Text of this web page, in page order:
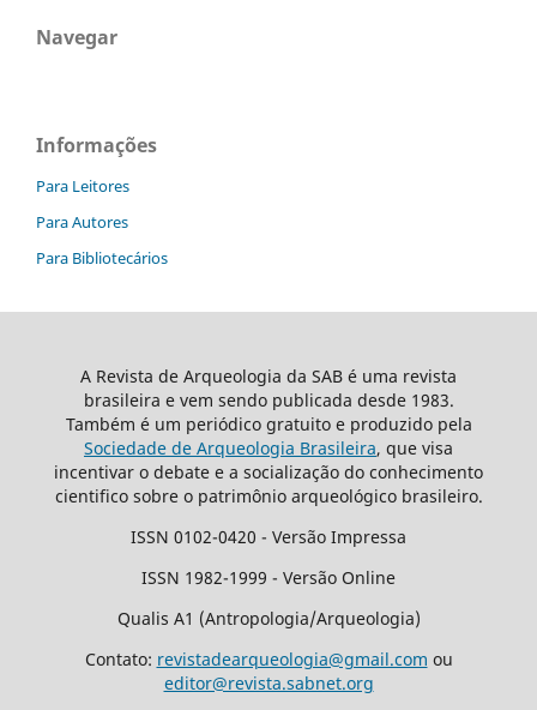
Navegar
Informações
Para Leitores
Para Autores
Para Bibliotecários
A Revista de Arqueologia da SAB é uma revista
brasileira e vem sendo publicada desde 1983.
Também é um periódico gratuito e produzido pela
Sociedade de Arqueologia Brasileira, que visa
incentivar o debate e a socialização do conhecimento
cientifico sobre o patrimônio arqueológico brasileiro.
ISSN 0102-0420 - Versão Impressa
ISSN 1982-1999 - Versão Online
Qualis A1 (Antropologia/Arqueologia)
Contato: revistadearqueologia@gmail.com ou
editor@revista.sabnet.org